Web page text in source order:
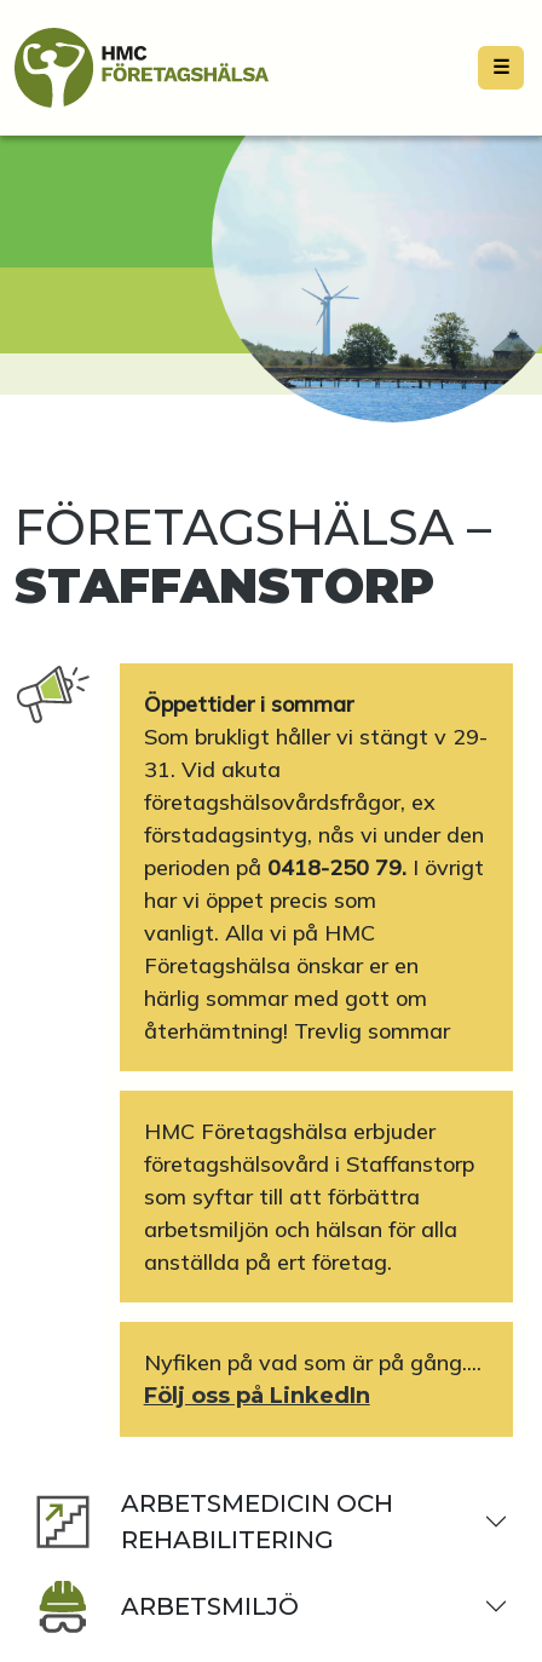
☰
FÖRETAGSHÄLSA –
STAFFANSTORP
Öppettider i sommar
Som brukligt håller vi stängt v 29-
31. Vid akuta
företagshälsovårdsfrågor, ex
förstadagsintyg, nås vi under den
perioden på 0418-250 79. I övrigt
har vi öppet precis som
vanligt. Alla vi på HMC
Företagshälsa önskar er en
härlig sommar med gott om
återhämtning! Trevlig sommar
HMC Företagshälsa erbjuder
företagshälsovård i Staffanstorp
som syftar till att förbättra
arbetsmiljön och hälsan för alla
anställda på ert företag.
Nyfiken på vad som är på gång....
Följ oss på LinkedIn
ARBETSMEDICIN OCH
REHABILITERING
ARBETSMILJÖ